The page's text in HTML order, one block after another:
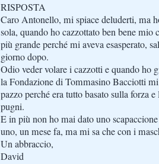
RISPOSTA
Caro Antonello, mi spiace deluderti, ma
sola, quando ho cazzottato ben bene
più grande perché mi aveva esasperato,
giorno dopo.
Odio veder volare i cazzotti e quando ho
la Fondazione di Tommasino Bacciotti
pazzo perché era tutto basato sulla forza
pugni.
E in più non ho mai dato uno
uno, un mese fa, ma mi sa che con i
Un abbraccio,
David